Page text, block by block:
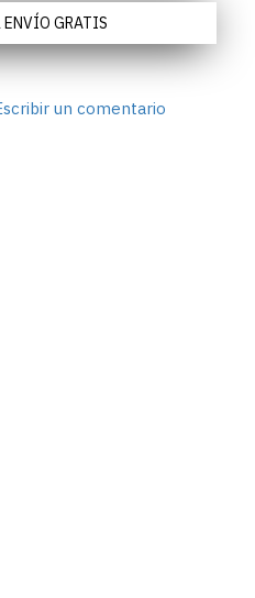
GRATIS
un comentario